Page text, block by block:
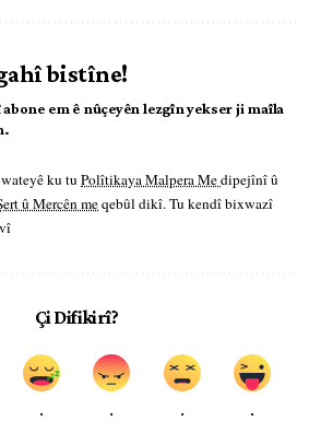
bistîne!
em ê nûçeyên lezgîn yekser ji maîla
ku tu Polîtikaya Malpera Medipejînî û
û Mercên meqebûl dikî. Tu kendî bixwazî
Çi Difikirî?
. . . .